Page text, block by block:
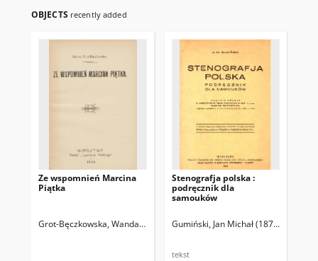
OBJECTS recently added
Ze wspomnień Marcina
Piątka
Grot-Bęczkowska, Wanda (1854-1925)
Stenografja polska :
podręcznik dla
samouków
Gumiński, Jan Michał (1876- )
tekst